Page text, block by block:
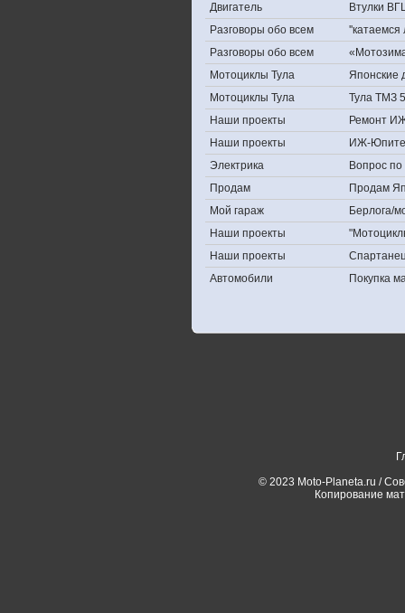
Двигатель
Втулки
Разговоры обо всем
Разговоры обо всем
Мотоциклы Тула
Японские
Мотоциклы Тула
Тула ТМЗ
Наши проекты
Ремонт
Наши проекты
ИЖ-
Электрика
Вопрос по
Продам
Продам
Мой гараж
Берлога/
Наши проекты
Наши проекты
Автомобили
Покупка
© 2023 Moto-Planeta.ru /
Копирование